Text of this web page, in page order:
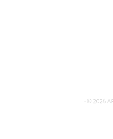
· © 2026